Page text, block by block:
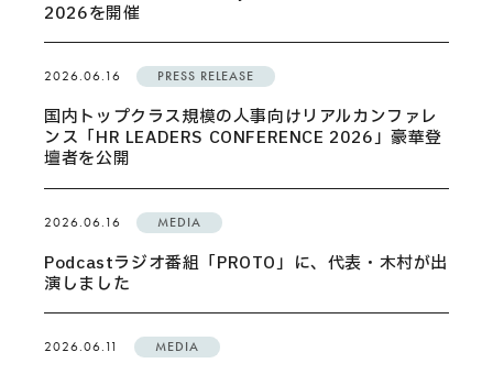
2026を開催
2026.06.16 PRESS RELEASE
国内トップクラス規模の人事向けリアルカンファレ
ンス「HR LEADERS CONFERENCE 2026」豪華登
壇者を公開
2026.06.16 MEDIA
Podcastラジオ番組「PROTO」に、代表・木村が出
演しました
2026.06.11 MEDIA